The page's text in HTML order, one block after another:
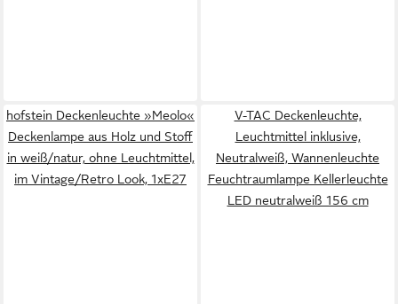
hofstein Deckenleuchte »Meolo«
Deckenlampe aus Holz und Stoff
in weiß/natur, ohne Leuchtmittel,
im Vintage/Retro Look, 1xE27
V-TAC Deckenleuchte,
Leuchtmittel inklusive,
Neutralweiß, Wannenleuchte
Feuchtraumlampe Kellerleuchte
LED neutralweiß 156 cm